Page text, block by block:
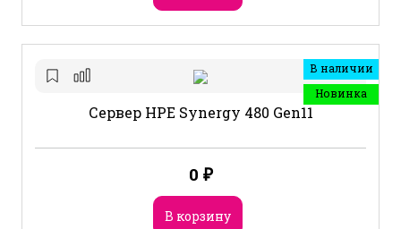
В наличии
Новинка
Сервер HPE Synergy 480 Gen11
0 ₽
В корзину